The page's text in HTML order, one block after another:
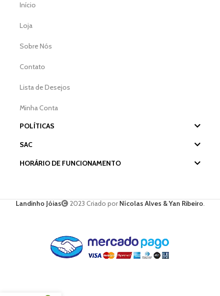
Início
Loja
Sobre Nós
Contato
Lista de Desejos
Minha Conta
POLÍTICAS
SAC
HORÁRIO DE FUNCIONAMENTO
Landinho Jóias 2023 Criado porNícolas Alves & Yan Ribeiro.